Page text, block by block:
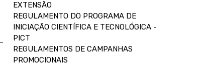
EXTENSÃO
REGULAMENTO DO PROGRAMA DE
INICIAÇÃO CIENTÍFICA E TECNOLÓGICA -
PICT
REGULAMENTOS DE CAMPANHAS
PROMOCIONAIS